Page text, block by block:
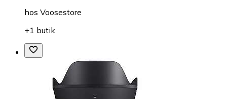
hos Voosestore
+1 butik